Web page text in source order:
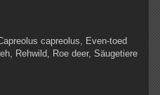
capreolus, Even-toed
Rehwild, Roe deer, Säugetiere